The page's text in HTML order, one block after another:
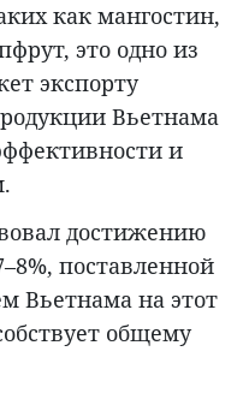
как мангостин,
это одно из
экспорту
Вьетнама
и
достижению
поставленной
Вьетнама на этот
общему